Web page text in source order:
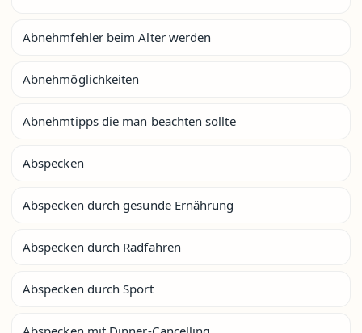
Abnehmfehler beim Älter werden
Abnehmöglichkeiten
Abnehmtipps die man beachten sollte
Abspecken
Abspecken durch gesunde Ernährung
Abspecken durch Radfahren
Abspecken durch Sport